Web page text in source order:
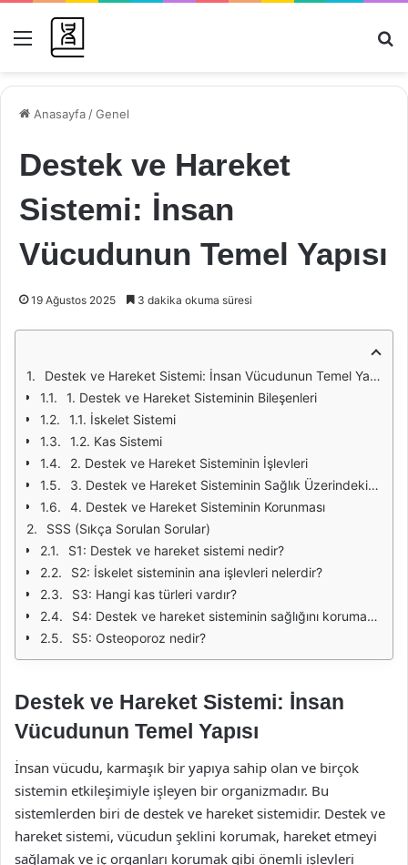
Menü
Anasayfa /Genel
Destek ve Hareket
Sistemi: İnsan
Vücudunun Temel Yapısı
19 Ağustos 2025 3 dakika okuma süresi
Destek ve Hareket Sistemi: İnsan Vücudunun Temel Yapısı
1. Destek ve Hareket Sisteminin Bileşenleri
1.1. İskelet Sistemi
1.2. Kas Sistemi
2. Destek ve Hareket Sisteminin İşlevleri
3. Destek ve Hareket Sisteminin Sağlık Üzerindeki Etkileri
4. Destek ve Hareket Sisteminin Korunması
SSS (Sıkça Sorulan Sorular)
S1: Destek ve hareket sistemi nedir?
S2: İskelet sisteminin ana işlevleri nelerdir?
S3: Hangi kas türleri vardır?
S4: Destek ve hareket sisteminin sağlığını korumak için neler yapılmalıdır?
S5: Osteoporoz nedir?
Destek ve Hareket Sistemi: İnsan
Vücudunun Temel Yapısı
İnsan vücudu, karmaşık bir yapıya sahip olan ve birçok
sistemin etkileşimiyle işleyen bir organizmadır. Bu
sistemlerden biri de destek ve hareket sistemidir. Destek ve
hareket sistemi, vücudun şeklini korumak, hareket etmeyi
sağlamak ve iç organları korumak gibi önemli işlevleri